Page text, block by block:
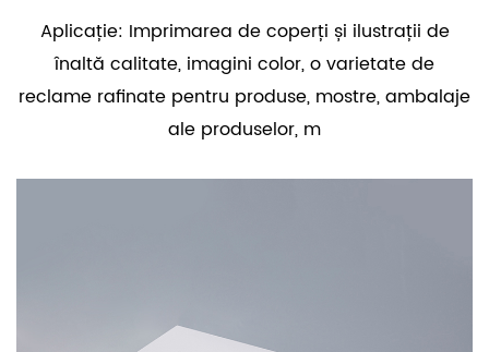
Aplicație: Imprimarea de coperți și ilustrații de
înaltă calitate, imagini color, o varietate de
reclame rafinate pentru produse, mostre, ambalaje
ale produselor, m